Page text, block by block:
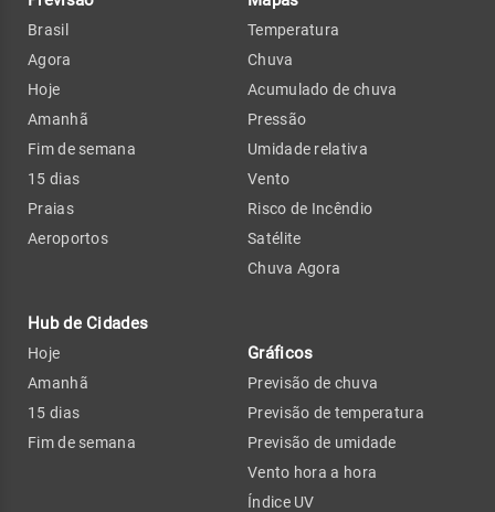
Brasil
Agora
Hoje
Amanhã
Fim de semana
15 dias
Praias
Aeroportos
Hub de Cidades
Hoje
Amanhã
15 dias
Fim de semana
Temperatura
Chuva
Acumulado de chuva
Pressão
Umidade relativa
Vento
Risco de Incêndio
Satélite
Chuva Agora
Gráficos
Previsão de chuva
Previsão de temperatura
Previsão de umidade
Vento hora a hora
Índice UV